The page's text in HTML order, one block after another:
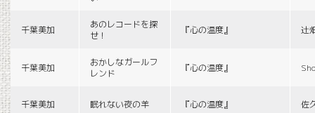
千葉美加
あのレコードを探
せ！
『心の温度』 辻
千葉美加
おかしなガールフ
レンド
『心の温度』
千葉美加 眠れない夜の羊 『心の温度』 佐